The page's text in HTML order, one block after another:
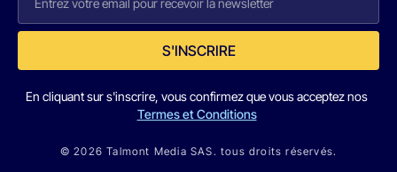
S'INSCRIRE
En cliquant sur s'inscrire, vous confirmez que vous acceptez nos
Termes et Conditions
© 2026 Talmont Media SAS. tous droits réservés.